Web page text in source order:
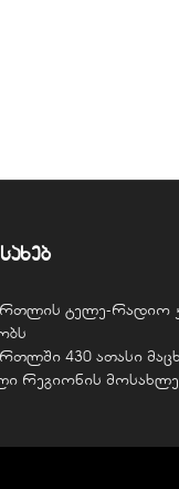
ტელე-რადიო
430 ათასი
რეგიონის